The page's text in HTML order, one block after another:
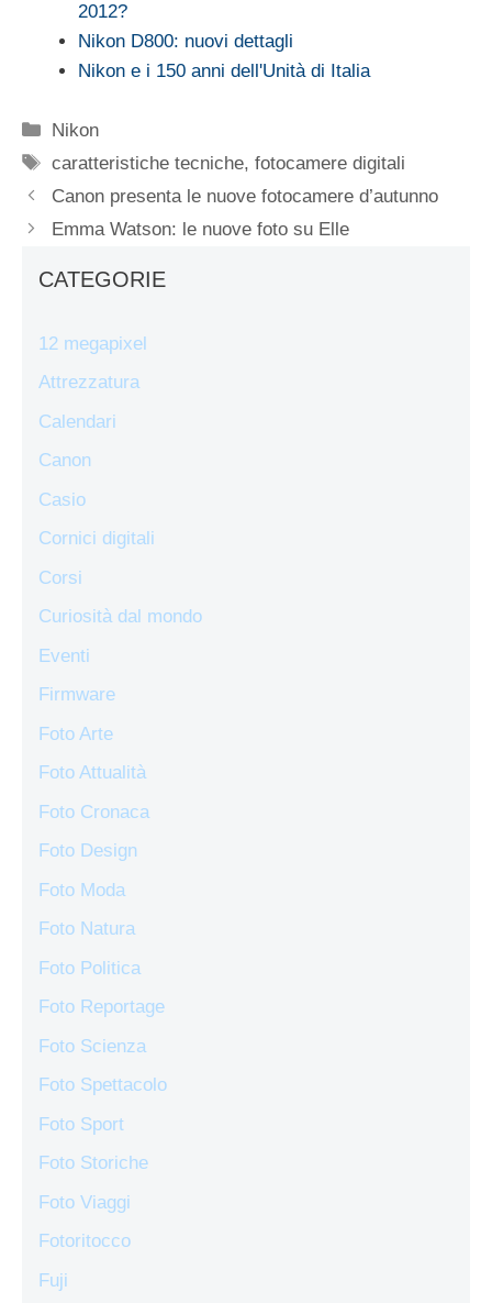
2012?
Nikon D800: nuovi dettagli
Nikon e i 150 anni dell'Unità di Italia
Categorie
Nikon
Tag
caratteristiche tecniche,fotocamere digitali
Canon presenta le nuove fotocamere d’autunno
Emma Watson: le nuove foto su Elle
CATEGORIE
12 megapixel
Attrezzatura
Calendari
Canon
Casio
Cornici digitali
Corsi
Curiosità dal mondo
Eventi
Firmware
Foto Arte
Foto Attualità
Foto Cronaca
Foto Design
Foto Moda
Foto Natura
Foto Politica
Foto Reportage
Foto Scienza
Foto Spettacolo
Foto Sport
Foto Storiche
Foto Viaggi
Fotoritocco
Fuji